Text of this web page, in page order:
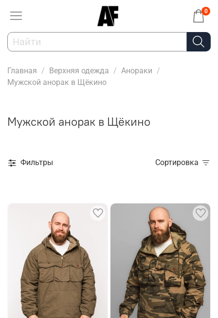
0
Главная Верхняя одежда
Анораки
Мужской анорак в Щёкино
Мужской анорак в Щёкино
Фильтры Сортировка